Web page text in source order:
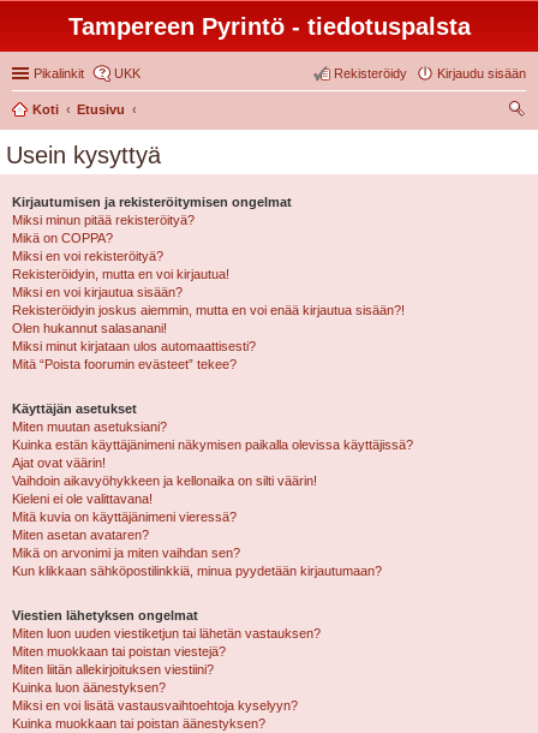
Tampereen Pyrintö - tiedotuspalsta
Pikalinkit UKK Kirjaudu sisään
Rekisteröidy
Koti
Etusivu
Usein kysyttyä
Kirjautumisen ja rekisteröitymisen ongelmat
Miksi minun pitää rekisteröityä?
Mikä on COPPA?
Miksi en voi rekisteröityä?
Rekisteröidyin, mutta en voi kirjautua!
Miksi en voi kirjautua sisään?
Rekisteröidyin joskus aiemmin, mutta en voi enää kirjautua sisään?!
Olen hukannut salasanani!
Miksi minut kirjataan ulos automaattisesti?
Mitä “Poista foorumin evästeet” tekee?
Käyttäjän asetukset
Miten muutan asetuksiani?
Kuinka estän käyttäjänimeni näkymisen paikalla olevissa käyttäjissä?
Ajat ovat väärin!
Vaihdoin aikavyöhykkeen ja kellonaika on silti väärin!
Kieleni ei ole valittavana!
Mitä kuvia on käyttäjänimeni vieressä?
Miten asetan avataren?
Mikä on arvonimi ja miten vaihdan sen?
Kun klikkaan sähköpostilinkkiä, minua pyydetään kirjautumaan?
Viestien lähetyksen ongelmat
Miten luon uuden viestiketjun tai lähetän vastauksen?
Miten muokkaan tai poistan viestejä?
Miten liitän allekirjoituksen viestiini?
Kuinka luon äänestyksen?
Miksi en voi lisätä vastausvaihtoehtoja kyselyyn?
Kuinka muokkaan tai poistan äänestyksen?